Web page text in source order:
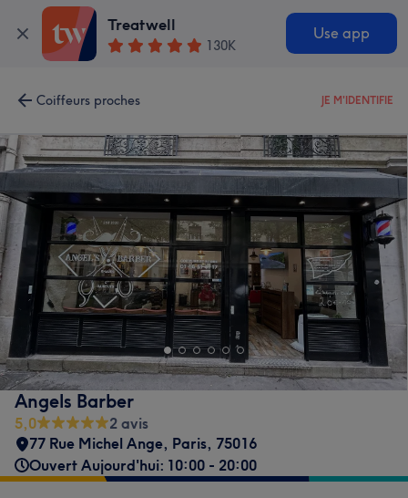
Treatwell
130K
Use app
Coiffeurs proches JE M'IDENTIFIE
Angels Barber
5,0
2 avis
77 Rue Michel Ange, Paris, 75016
Ouvert Aujourd'hui: 10:00 - 20:00